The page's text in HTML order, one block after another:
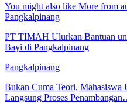
You might also like More from
Pangkalpinang
PT TIMAH Ulurkan Bantuan
Bayi di Pangkalpinang
Pangkalpinang
Bukan Cuma Teori, Mahasiswa
Langsung Proses